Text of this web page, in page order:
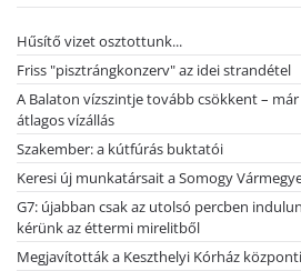
Hűsítő vizet osztottunk...
Friss "pisztrángkonzerv" az idei strandétel
A Balaton vízszintje tovább csökkent –
átlagos vízállás
Szakember: a kútfúrás buktatói
Keresi új munkatársait a Somogy
G7: újabban csak az utolsó percben
kérünk az éttermi mirelitből
Megjavították a Keszthelyi Kórház